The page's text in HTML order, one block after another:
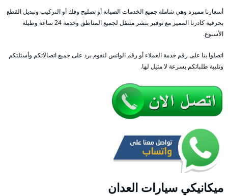
أسعارنا مميزة وهي شاملة جميع الخدمات الصيانة أو تصليح وفك أو التركيب وتبديل القطع
بحرفية كادرنا المميز مع توفير بنشر متنقل لجميع المناطق وخدمة 24 ساعة وطيلة
الأسبوع.
اتصلوا بنا على رقم خدمة العملاء أو رقم الواتس لنقوم برد على جميع اتصالاتكم وأسئلتكم
وتلبية طلباتكم بسرعة لا مثيل لها.
ميكانيكي سيارات العدان